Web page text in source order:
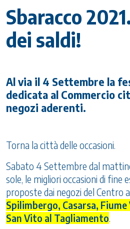
Sbaracco
dei saldi!
Al via il 4 Settembre la
dedicata al Commercio
negozi aderenti.
Torna la città delle occasioni.
Sabato 4 Settembre dal
sole, le migliori occasioni di fine
proposte dai negozi del Centro a
Spilimbergo, Casarsa,
San Vito al Tagliamento.